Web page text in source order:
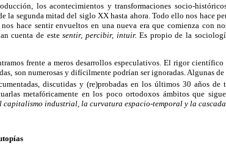
los acontecimientos y transformaciones socio-
la segunda mitad del siglo XX hasta ahora. Todo ello nos hace
hace sentir envueltos en una nueva era que comienza con
cuenta de estesentir, percibir, intuir. Es propio de la
frente a meros desarrollos especulativos. El rigor
son numerosas y difícilmente podrían ser ignoradas. Algunas de
discutidas y (re)probadas en los últimos 30 años de
metafóricamente en los poco ortodoxos ámbitos que
capitalismo industrial, la curvatura espacio-temporal y la